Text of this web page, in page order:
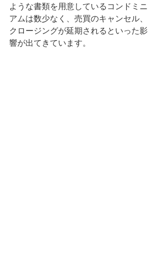
ような書類を用意しているコンドミニ
アムは数少なく、売買のキャンセル、
クロージングが延期されるといった影
響が出てきています。